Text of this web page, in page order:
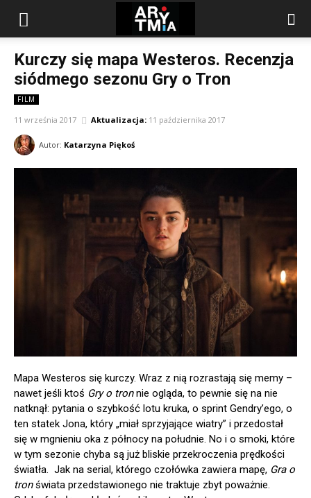
arytmia.eu
Kurczy się mapa Westeros. Recenzja
siódmego sezonu Gry o Tron
FILM
11 września 2017 Aktualizacja: 11 października 2017
Autor: Katarzyna Piękoś
Mapa Westeros się kurczy. Wraz z nią rozrastają się memy –
nawet jeśli ktoś Gry o tronnie ogląda, to pewnie się na nie
natknął: pytania o szybkość lotu kruka, o sprint Gendry’ego, o
ten statek Jona, który „miał sprzyjające wiatry” i przedostał
się w mgnieniu oka z północy na południe. No i o smoki, które
w tym sezonie chyba są już bliskie przekroczenia prędkości
światła. Jak na serial, którego czołówka zawiera mapę, Gra o
tronświata przedstawionego nie traktuje zbyt poważnie.